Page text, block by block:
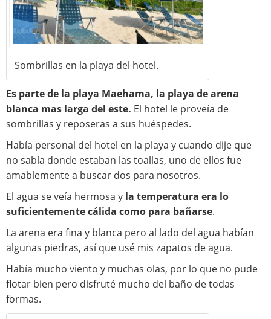
Sombrillas en la playa del hotel.
Es parte de la playa Maehama, la playa de arena
blanca mas larga del este. El hotel le proveía de
sombrillas y reposeras a sus huéspedes.
Había personal del hotel en la playa y cuando dije que
no sabía donde estaban las toallas, uno de ellos fue
amablemente a buscar dos para nosotros.
El agua se veía hermosa y la temperatura era lo
suficientemente cálida como para bañarse.
La arena era fina y blanca pero al lado del agua habían
algunas piedras, así que usé mis zapatos de agua.
Había mucho viento y muchas olas, por lo que no pude
flotar bien pero disfruté mucho del baño de todas
formas.